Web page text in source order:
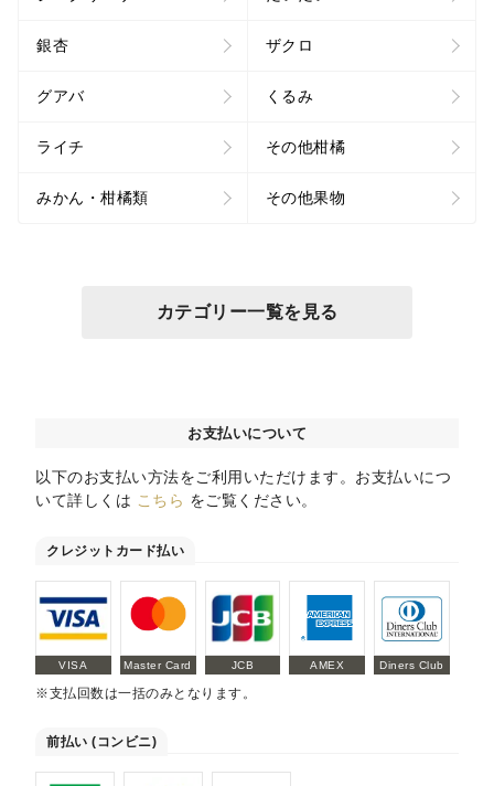
銀杏 ザクロ
グアバ くるみ
ライチ その他柑橘
みかん・柑橘類 その他果物
カテゴリー一覧を見る
お支払いについて
以下のお支払い方法をご利用いただけます。お支払いにつ
いて詳しくは こちら をご覧ください。
クレジットカード払い
VISA Master Card JCB AMEX Diners Club
※支払回数は一括のみとなります。
前払い (コンビニ)